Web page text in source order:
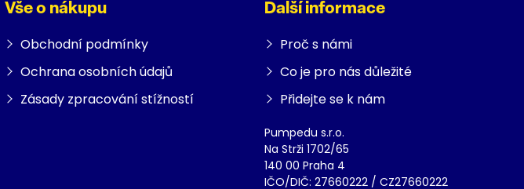
Vše o nákupu
Obchodní podmínky
Ochrana osobních údajů
Zásady zpracování stížností
Další informace
Proč s námi
Co je pro nás důležité
Přidejte se k nám
Pumpedu s.r.o.
Na Strži 1702/65
140 00 Praha 4
IČO/DIČ: 27660222 / CZ27660222